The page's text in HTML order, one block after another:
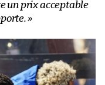
un prix acceptable
»